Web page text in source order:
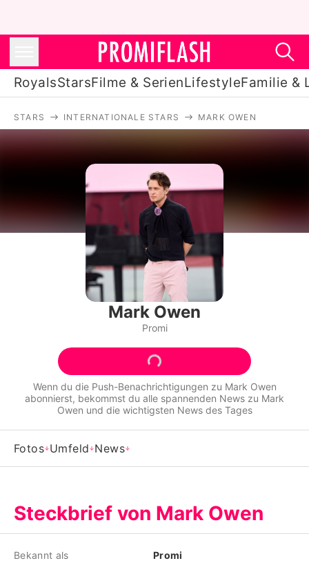
RoyalsStarsFilme & SerienLifestyleFamilie &
Filme & Serien
Lifestyle
Familie & Liebe
Promiflash Exklusiv
Alle Themen auf Promiflash
Jobs
App runterladen
Team
Impressum
Nutzungsbedingungen
Utiq verwalten
STARS INTERNATIONALE STARS MARK OWEN
Mark Owen
Promi
Wenn du die Push-Benachrichtigungen zu Mark Owen
abonnierst, bekommst du alle spannenden News zu Mark
Owen und die wichtigsten News des Tages
Fotos Umfeld News
Steckbrief von Mark Owen
Bekannt als Promi